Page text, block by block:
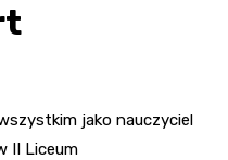
jako nauczyciel
II Liceum